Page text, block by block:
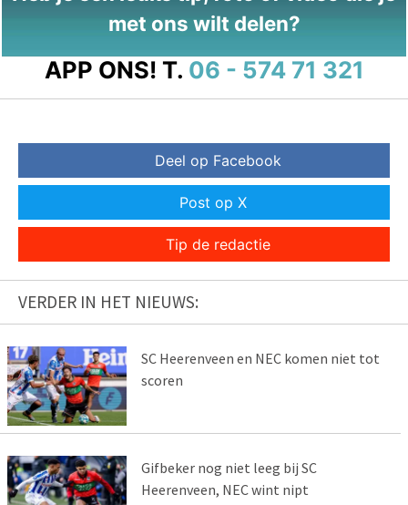
met ons wilt delen?
APP ONS! T. 06 - 574 71 321
Deel op Facebook
Post op X
Tip de redactie
VERDER IN HET NIEUWS:
SC Heerenveen en NEC komen niet tot
scoren
Gifbeker nog niet leeg bij SC
Heerenveen, NEC wint nipt